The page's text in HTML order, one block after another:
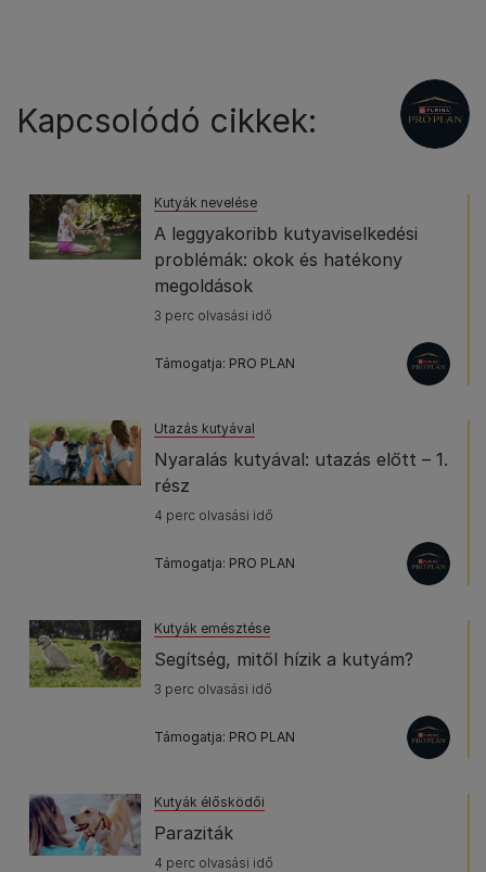
Kapcsolódó cikkek:
Kutyák nevelése
A leggyakoribb kutyaviselkedési
problémák: okok és hatékony
megoldások
3 perc olvasási idő
Támogatja: PRO PLAN
Utazás kutyával
Nyaralás kutyával: utazás előtt – 1.
rész
4 perc olvasási idő
Támogatja: PRO PLAN
Kutyák emésztése
Segítség, mitől hízik a kutyám?
3 perc olvasási idő
Támogatja: PRO PLAN
Kutyák élősködői
Paraziták
4 perc olvasási idő